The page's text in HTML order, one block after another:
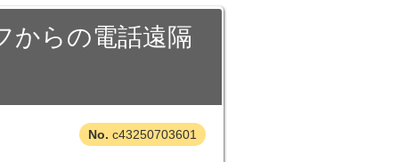
からの電話遠隔
c43250703601